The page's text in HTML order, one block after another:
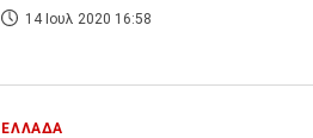
14 Ιουλ 2020 16:58
ΕΛΛΑΔΑ